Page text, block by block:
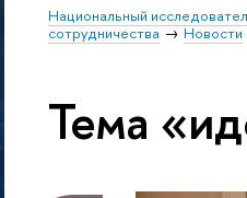
Национальный
сотрудничества
Новости
Тема